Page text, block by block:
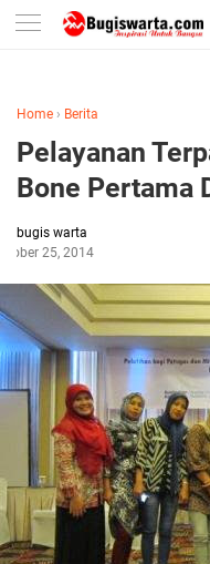
-->
Home › Berita
Pelayanan
Bone Pertama
bugis warta
25, 2014